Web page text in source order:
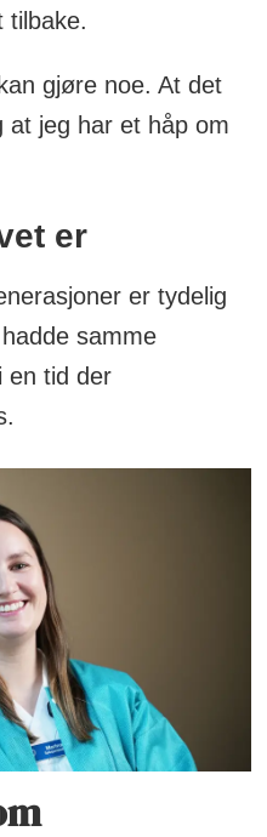
tilbake.
gjøre noe. At det
at jeg har et håp om
er
er tydelig
samme
en tid der